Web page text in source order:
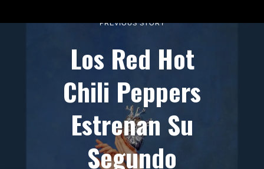
PREVIOUS STORY
Los Red Hot
Chili Peppers
Estrenan Su
Segundo